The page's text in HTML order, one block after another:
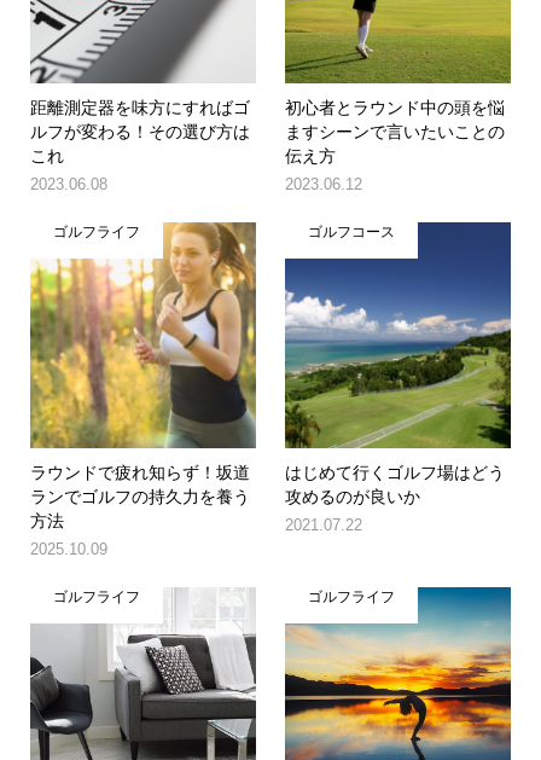
距離測定器を味方にすればゴ
ルフが変わる！その選び方は
これ
2023.06.08
初心者とラウンド中の頭を悩
ますシーンで言いたいことの
伝え方
2023.06.12
ゴルフライフ
ラウンドで疲れ知らず！坂道
ランでゴルフの持久力を養う
方法
2025.10.09
ゴルフコース
はじめて行くゴルフ場はどう
攻めるのが良いか
2021.07.22
ゴルフライフ ゴルフライフ